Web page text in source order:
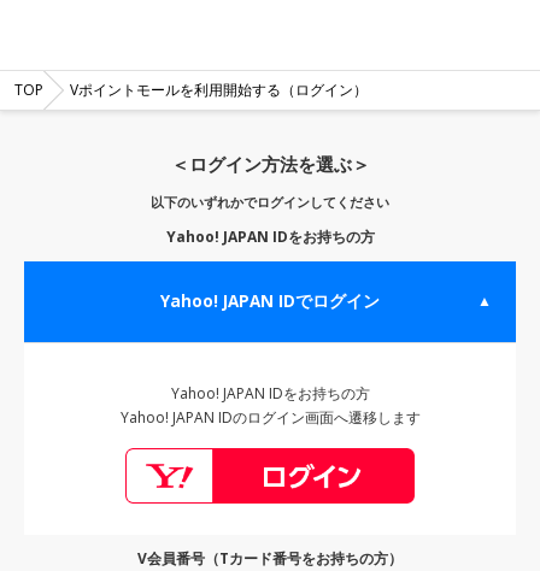
TOP Vポイントモールを利用開始する（ログイン）
＜ログイン方法を選ぶ＞
以下のいずれかでログインしてください
Yahoo! JAPAN IDをお持ちの方
Yahoo! JAPAN IDでログイン ▲
Yahoo! JAPAN IDをお持ちの方
Yahoo! JAPAN IDのログイン画面へ遷移します
V会員番号（Tカード番号をお持ちの方）